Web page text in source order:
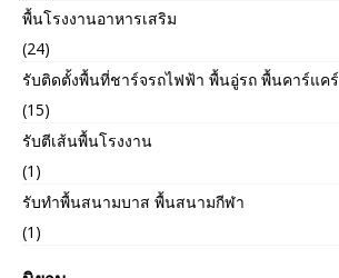
พื้นโรงงานอาหารเสริม
(24)
รับติดตั้งพื้นที่ชาร์จรถไฟฟ้า พื้นอู่รถ พื้นคาร์แคร์
(15)
รับตีเส้นพื้นโรงงาน
(1)
รับทำพื้นสนามบาส พื้นสนามกีฬา
(1)